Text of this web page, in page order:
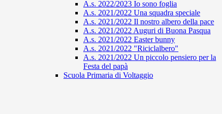
A.s. 2022/2023 Io sono foglia
A.s. 2021/2022 Una squadra speciale
A.s. 2021/2022 Il nostro albero della pace
A.s. 2021/2022 Auguri di Buona Pasqua
A.s. 2021/2022 Easter bunny
A.s. 2021/2022 "Riciclalbero"
A.s. 2021/2022 Un piccolo pensiero per la
Festa del papà
Scuola Primaria di Voltaggio